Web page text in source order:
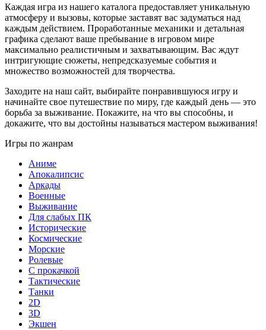
Каждая игра из нашего каталога предоставляет уникальную
атмосферу и вызовы, которые заставят вас задуматься над
каждым действием. Проработанные механики и детальная
графика сделают ваше пребывание в игровом мире
максимально реалистичным и захватывающим. Вас ждут
интригующие сюжеты, непредсказуемые события и
множество возможностей для творчества.
Заходите на наш сайт, выбирайте понравившуюся игру и
начинайте свое путешествие по миру, где каждый день — это
борьба за выживание. Покажите, на что вы способны, и
докажите, что вы достойны называться мастером выживания!
Игры по жанрам
Аниме
Апокалипсис
Аркады
Военные
Выживание
Для слабых ПК
Исторические
Космические
Морские
Ролевые
С прокачкой
Тактические
Танки
2D
3D
Экшен